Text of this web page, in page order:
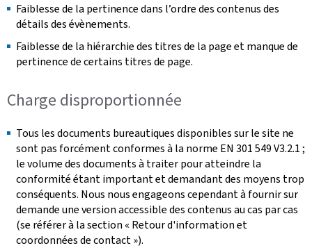
Faiblesse de la pertinence dans l’ordre des contenus des
détails des évènements.
Faiblesse de la hiérarchie des titres de la page et manque de
pertinence de certains titres de page.
Charge disproportionnée
Tous les documents bureautiques disponibles sur le site ne
sont pas forcément conformes à la norme EN 301 549 V3.2.1 ;
le volume des documents à traiter pour atteindre la
conformité étant important et demandant des moyens trop
conséquents. Nous nous engageons cependant à fournir sur
demande une version accessible des contenus au cas par cas
(se référer à la section « Retour d'information et
coordonnées de contact »).